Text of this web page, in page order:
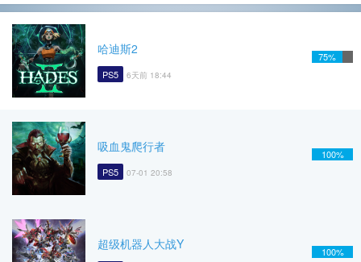
哈迪斯2
PS5 6天前 18:44
75%
吸血鬼爬行者
PS5 07-01 20:58
100%
超级机器人大战Y 100%